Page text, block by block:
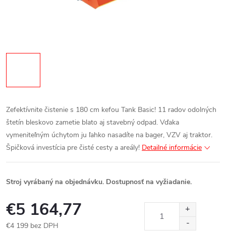
Zefektívnite čistenie s 180 cm kefou Tank Basic! 11 radov odolných
štetín bleskovo zametie blato aj stavebný odpad. Vďaka
vymeniteľným úchytom ju ľahko nasadíte na bager, VZV aj traktor.
Špičková investícia pre čisté cesty a areály! Detailné informácie
Stroj vyrábaný na objednávku. Dostupnosť na vyžiadanie.
€5 164,77
€4 199 bez DPH